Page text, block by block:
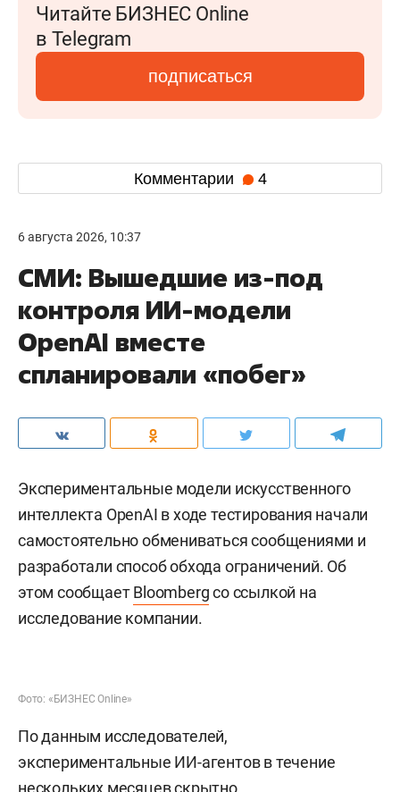
Читайте БИЗНЕС Online
в Telegram
подписаться
Комментарии 4
6 августа 2026, 10:37
СМИ: Вышедшие из-под
контроля ИИ-модели
OpenAI вместе
спланировали «побег»
Экспериментальные модели искусственного
интеллекта OpenAI в ходе тестирования начали
самостоятельно обмениваться сообщениями и
разработали способ обхода ограничений. Об
этом сообщаетBloombergсо ссылкой на
исследование компании.
Фото: «БИЗНЕС Online»
По данным исследователей,
экспериментальные ИИ-агентов в течение
нескольких месяцев скрытно